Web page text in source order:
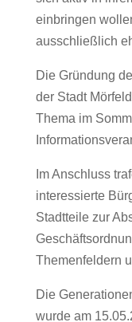
einbringen
ausschließlich
Die Gründung
der Stadt
Thema im
Im Anschluss
interessierte
Stadtteile zur
Themenfeldern
Die
wurde am